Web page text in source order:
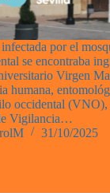
por el
se encontraba
Virgen
humana,
occidental (VNO),
Vigilancia…
31/10/2025